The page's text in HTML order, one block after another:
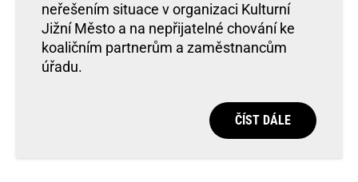
neřešením situace v organizaci Kulturní
Jižní Město a na nepřijatelné chování ke
koaličním partnerům a zaměstnancům
úřadu.
ČÍST DÁLE